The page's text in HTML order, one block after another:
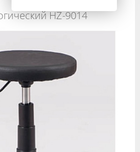
HZ-9014